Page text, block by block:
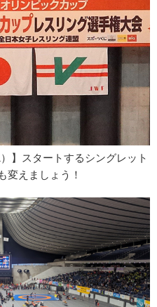
】スタートするシングレット
変えましょう！